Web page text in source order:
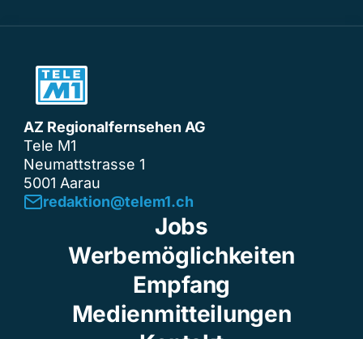
AZ Regionalfernsehen AG
Tele M1
Neumattstrasse 1
5001 Aarau
redaktion@telem1.ch
Jobs
Werbemöglichkeiten
Empfang
Medienmitteilungen